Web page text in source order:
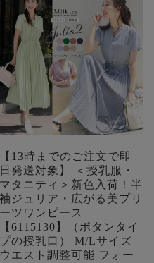
【13時までのご注文で即
日発送対象】 ＜授乳服・
マタニティ＞新色入荷！半
袖ジュリア・広がる美プリ
ーツワンピース
【6115130】（ボタンタイ
プの授乳口） M/Lサイズ
ウエスト調整可能 フォー